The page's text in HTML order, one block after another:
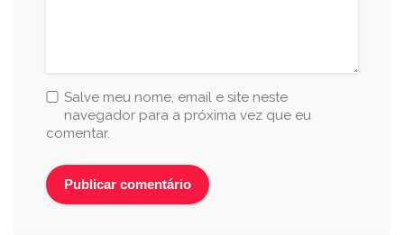
Salve meu nome, email e site neste
navegador para a próxima vez que eu
comentar.